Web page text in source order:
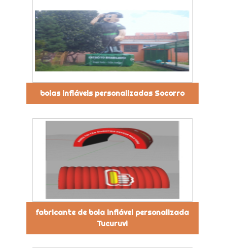
bolas infláveis personalizadas Socorro
fabricante de bola inflável personalizada
Tucuruvi